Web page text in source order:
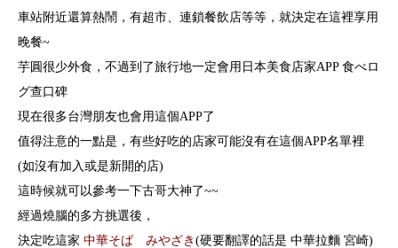
車站附近還算熱鬧，有超市、連鎖餐飲店等等，就決定在這裡享用
晚餐~
芋圓很少外食，不過到了旅行地一定會用日本美食店家APP 食べロ
グ查口碑
現在很多台灣朋友也會用這個APP了
值得注意的一點是，有些好吃的店家可能沒有在這個APP名單裡
(如沒有加入或是新開的店)
這時候就可以參考一下古哥大神了~~
經過燒腦的多方挑選後，
決定吃這家 中華そば みやざき (硬要翻譯的話是 中華拉麵 宮崎)